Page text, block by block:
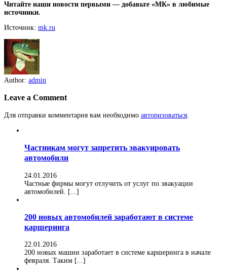
Читайте наши новости первыми — добавьте «МК» в любимые
источники.
Источник: mk.ru
Author: admin
Leave a Comment
Для отправки комментария вам необходимо авторизоваться
Частникам могут запретить эвакуировать
автомобили
24.01.2016
Частные фирмы могут отлучить от услуг по эвакуации
автомобилей. [...]
200 новых автомобилей заработают в системе
каршеринга
22.01.2016
200 новых машин заработает в системе каршеринга в начале
февраля. Таким [...]